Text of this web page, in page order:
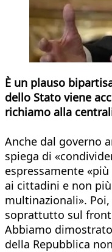
È un plauso
dello Stato viene
richiamo alla
Anche dal governo
spiega di
espressamente
ai cittadini e non
multinazionali».
soprattutto sul
Abbiamo
della Repubblica